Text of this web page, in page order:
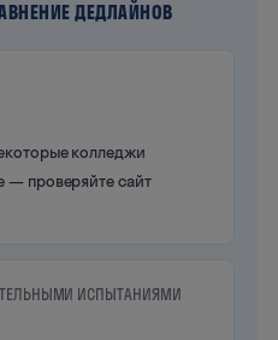
ДЕДЛАЙНОВ
колледжи
— проверяйте сайт
ИСПЫТАНИЯМИ